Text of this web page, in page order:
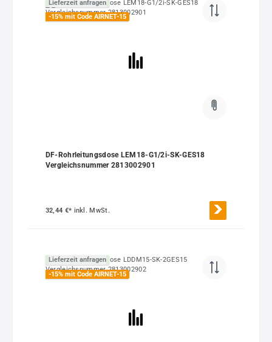
Lieferzeit anfragen
-15% mit Code AIRNET-15
DF-Rohrleitungsdose LEM18-G1/2i-SK-GES18
Vergleichsnummer 2813002901
32,44 €* inkl. MwSt.
Lieferzeit anfragen
-15% mit Code AIRNET-15